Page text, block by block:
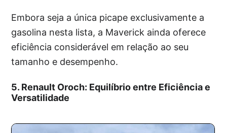
Embora seja a única picape exclusivamente a
gasolina nesta lista, a Maverick ainda oferece
eficiência considerável em relação ao seu
tamanho e desempenho.
5. Renault Oroch: Equilíbrio entre Eficiência e
Versatilidade